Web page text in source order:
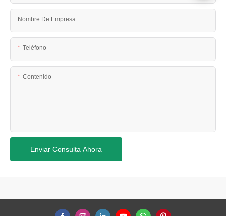
Nombre De Empresa
Teléfono
Contenido
Enviar Consulta Ahora